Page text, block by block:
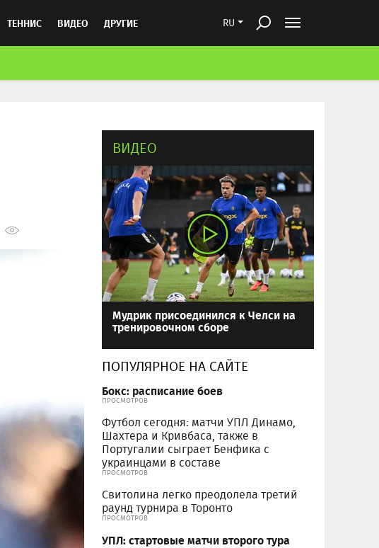
RU
ТЕННИС ВИДЕО ДРУГИЕ
ВИДЕО
Мудрик присоединился к Челси на
тренировочном сборе
ПОПУЛЯРНОЕ НА САЙТЕ
Бокс: расписание боев
ПРОСМОТРОВ
Футбол сегодня: матчи УПЛ Динамо,
Шахтера и Кривбаса, также в
Португалии сыграет Бенфика с
украинцами в составе
ПРОСМОТРОВ
Свитолина легко преодолела третий
раунд турнира в Торонто
ПРОСМОТРОВ
УПЛ: стартовые матчи второго тура